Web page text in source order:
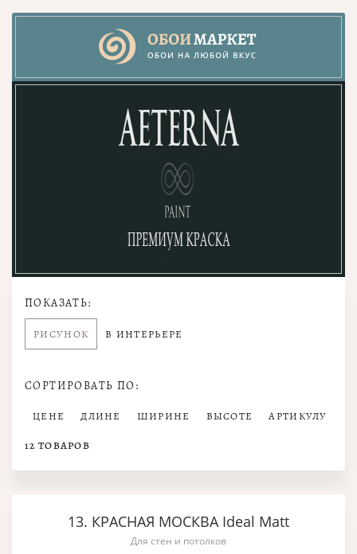
ПОКАЗАТЬ:
РИСУНОК В ИНТЕРЬЕРЕ
СОРТИРОВАТЬ ПО:
ЦЕНЕ ДЛИНЕ ШИРИНЕ ВЫСОТЕ АРТИКУЛУ
12 ТОВАРОВ
13. КРАСНАЯ МОСКВА Ideal Matt
Для стен и потолков